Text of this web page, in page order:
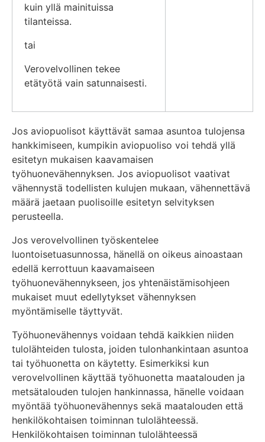
kuin yllä mainituissa
tilanteissa.
tai
Verovelvollinen tekee
etätyötä vain satunnaisesti.
Jos aviopuolisot käyttävät samaa asuntoa tulojensa
hankkimiseen, kumpikin aviopuoliso voi tehdä yllä
esitetyn mukaisen kaavamaisen
työhuonevähennyksen. Jos aviopuolisot vaativat
vähennystä todellisten kulujen mukaan, vähennettävä
määrä jaetaan puolisoille esitetyn selvityksen
perusteella.
Jos verovelvollinen työskentelee
luontoisetuasunnossa, hänellä on oikeus ainoastaan
edellä kerrottuun kaavamaiseen
työhuonevähennykseen, jos yhtenäistämisohjeen
mukaiset muut edellytykset vähennyksen
myöntämiselle täyttyvät.
Työhuonevähennys voidaan tehdä kaikkien niiden
tulolähteiden tulosta, joiden tulonhankintaan asuntoa
tai työhuonetta on käytetty. Esimerkiksi kun
verovelvollinen käyttää työhuonetta maatalouden ja
metsätalouden tulojen hankinnassa, hänelle voidaan
myöntää työhuonevähennys sekä maatalouden että
henkilökohtaisen toiminnan tulolähteessä.
Henkilökohtaisen toiminnan tulolähteessä